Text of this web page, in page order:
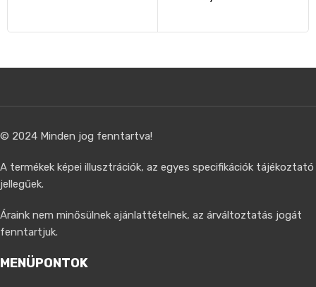
© 2024 Minden jog fenntartva!
A termékek képei illusztrációk, az egyes specifikációk tájékoztató
jellegűek.
Áraink nem minősülnek ajánlattételnek, az árváltoztatás jogát
fenntartjuk.
MENÜPONTOK